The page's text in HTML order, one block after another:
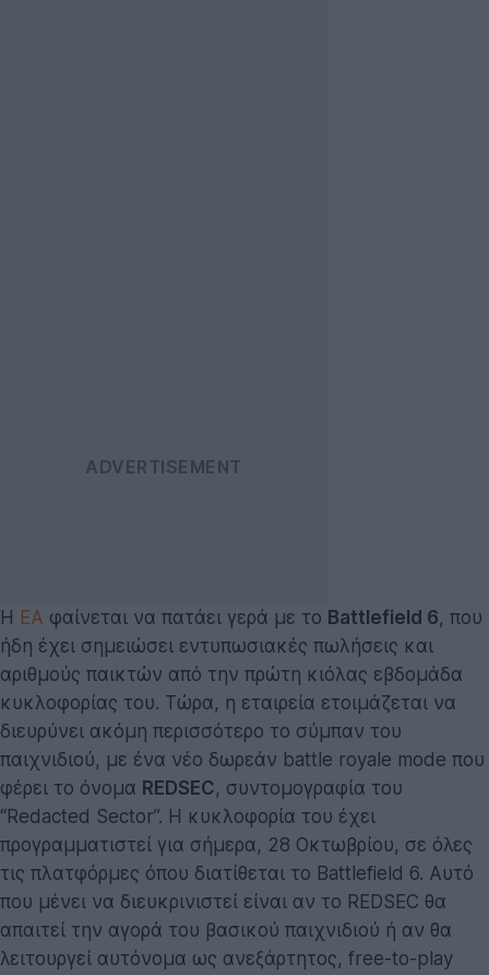
Η EA φαίνεται να πατάει γερά με το Battlefield 6, που
ήδη έχει σημειώσει εντυπωσιακές πωλήσεις και
αριθμούς παικτών από την πρώτη κιόλας εβδομάδα
κυκλοφορίας του. Τώρα, η εταιρεία ετοιμάζεται να
διευρύνει ακόμη περισσότερο το σύμπαν του
παιχνιδιού, με ένα νέο δωρεάν battle royale mode που
φέρει το όνομα REDSEC, συντομογραφία του
“Redacted Sector”. Η κυκλοφορία του έχει
προγραμματιστεί για σήμερα, 28 Οκτωβρίου, σε όλες
τις πλατφόρμες όπου διατίθεται το Battlefield 6. Αυτό
που μένει να διευκρινιστεί είναι αν το REDSEC θα
απαιτεί την αγορά του βασικού παιχνιδιού ή αν θα
λειτουργεί αυτόνομα ως ανεξάρτητος, free-to-play